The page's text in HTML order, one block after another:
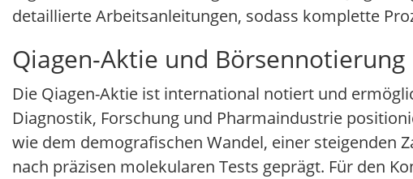
detaillierte Arbeitsanleitungen, sodass komplette
Qiagen-Aktie und Börsennotierung
Die Qiagen-Aktie ist international notiert und
Diagnostik, Forschung und Pharmaindustrie
wie dem demografischen Wandel, einer steigenden
nach präzisen molekularen Tests geprägt. Für den